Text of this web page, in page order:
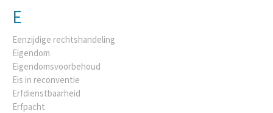
E
Eenzijdige rechtshandeling
Eigendom
Eigendomsvoorbehoud
Eis in reconventie
Erfdienstbaarheid
Erfpacht